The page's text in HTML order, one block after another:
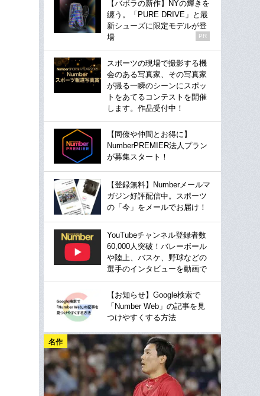
【バボラの新作】NYの輝きを
纏う。「PURE DRIVE」と最
新シューズに限定モデルが登
場
PR
スポーツの現場で撮影する機
会のある写真家、その写真家
が撮る一瞬のシーンにスポッ
トをあてるコンテストを開催
します。作品受付中！
【同僚や仲間とお得に】
NumberPREMIER法人プラン
が募集スタート！
【登録無料】Numberメールマ
ガジン好評配信中。スポーツ
の「今」をメールでお届け！
YouTubeチャンネル登録者数
60,000人突破！バレーボール
や陸上、バスケ、野球などの
選手のインタビューを動画で
【お知らせ】Google検索で
「Number Web」の記事を見
つけやすくする方法
名作